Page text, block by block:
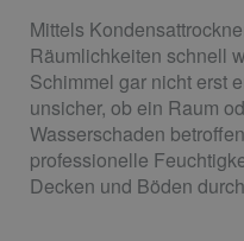
Mittels
Räumlichkeiten schnell
Schimmel gar nicht erst
unsicher, ob ein Raum
Wasserschaden
professionelle
Decken und Böden